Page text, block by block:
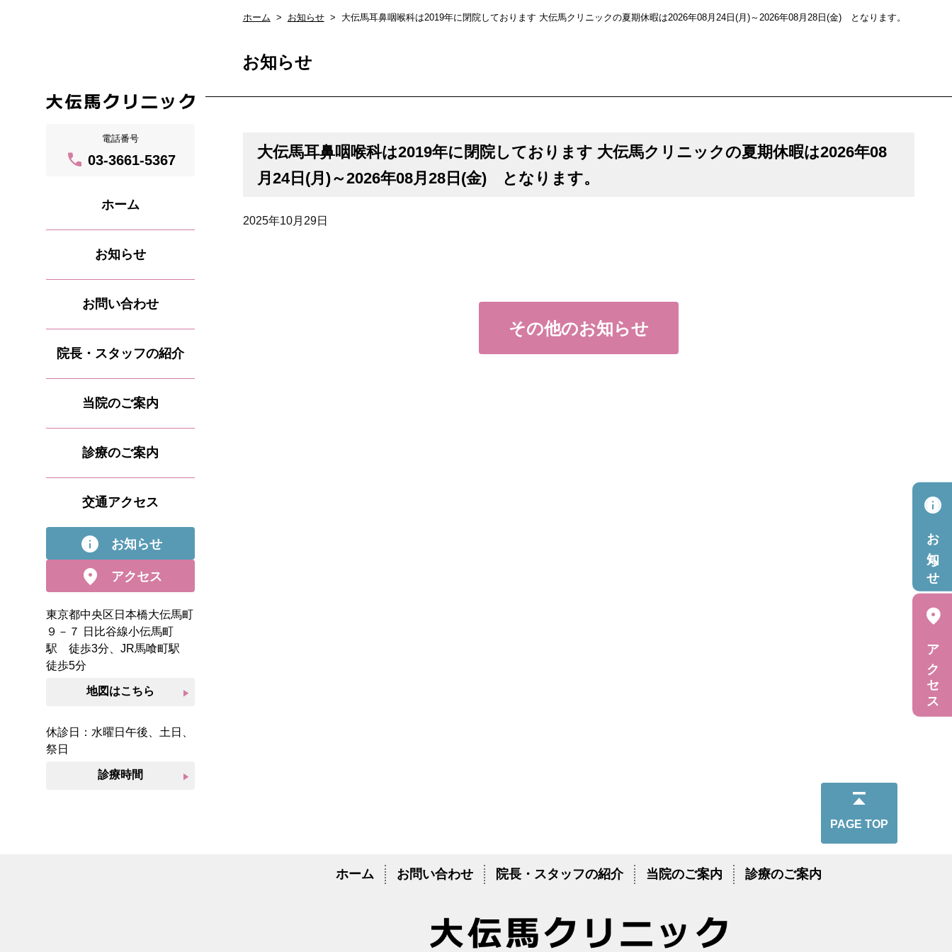
電話番号
call 03-3661-5367
ホーム
お知らせ
お問い合わせ
院長・スタッフの紹介
当院のご案内
診療のご案内
交通アクセス
info お知らせ
location_on アクセス
東京都中央区日本橋大伝馬町
９－７ 日比谷線小伝馬町
駅 徒歩3分、JR馬喰町駅
徒歩5分
地図はこちら play_arrow
休診日：水曜日午後、土日、
祭日
診療時間 play_arrow
info
お知らせ
location_on
アクセス
ホーム お知らせ 大伝馬耳鼻咽喉科は2019年に閉院しております 大伝馬クリニックの夏期休暇は2026年08月24日(月)～2026年08月28日(金) となります。
お知らせ
大伝馬耳鼻咽喉科は2019年に閉院しております 大伝馬クリニックの夏期休暇は2026年08
月24日(月)～2026年08月28日(金) となります。
2025年10月29日
その他のお知らせ
ホーム お問い合わせ 院長・スタッフの紹介 当院のご案内 診療のご案内
PAGE TOP